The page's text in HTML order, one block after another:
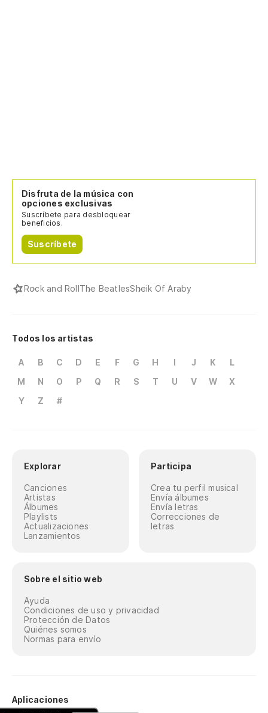
Disfruta de la música con
opciones exclusivas
Suscríbete para desbloquear
beneficios.
Suscríbete
Rock and RollThe BeatlesSheik Of Araby
Todos los artistas
A B C D E F G H I J K
L
M
N O P Q R S T U V W
X
Y
Z #
Explorar
Canciones
Artistas
Álbumes
Playlists
Actualizaciones
Lanzamientos
Participa
Crea tu perfil musical
Envía álbumes
Envía letras
Correcciones de
letras
Sobre el sitio web
Ayuda
Condiciones de uso y privacidad
Protección de Datos
Quiénes somos
Normas para envío
Aplicaciones